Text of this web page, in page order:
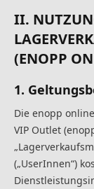
II.
(ENOPP
1.
Die enopp
VIP Outlet
(„UserInnen“)